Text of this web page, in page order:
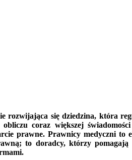
rozwijająca się dziedzina, która
coraz większej
prawne. Prawnicy medyczni
to doradcy, którzy